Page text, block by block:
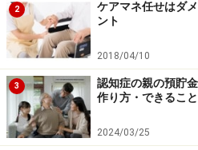
まず、大まかな作り方を頭に
り方を一言で説明するならば
たら、それを包丁でたたいて
セッサーに入れて希望の大き
だけです。
2
ケアマネ任せはダ
ント
2018/04/10
3
認知症の親の預貯
作り方・できること
2024/03/25